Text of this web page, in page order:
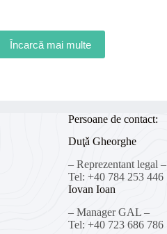
Încarcă mai multe
Persoane de contact:
Duţǎ Gheorghe
– Reprezentant legal –
Tel: +40 784 253 446
Iovan Ioan
– Manager GAL –
Tel: +40 723 686 786